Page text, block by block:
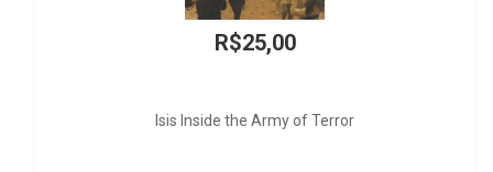
Isis Inside the Army of Terror